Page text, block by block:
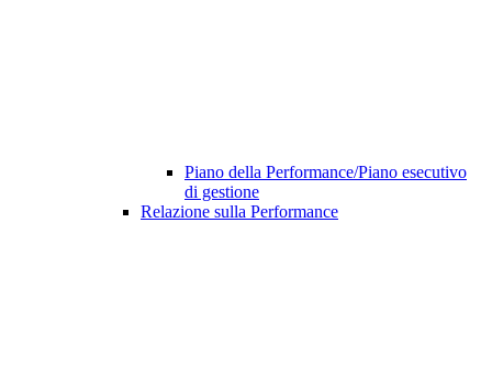
Piano della Performance/Piano esecutivo
di gestione
Relazione sulla Performance